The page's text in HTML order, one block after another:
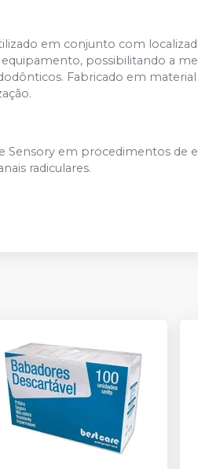
em conjunto com
possibilitando a
Fabricado em material
em procedimentos de
radiculares.